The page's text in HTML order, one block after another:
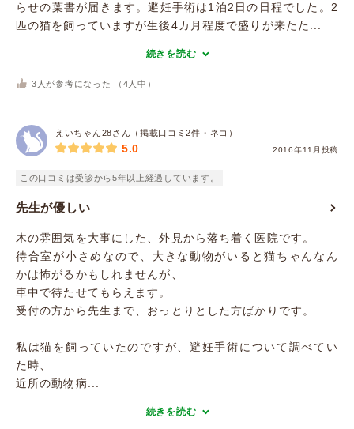
らせの葉書が届きます。避妊手術は1泊2日の日程でした。2
匹の猫を飼っていますが生後4カ月程度で盛りが来たた...
続きを読む
3 人が参考になった （ 4 人中）
えいちゃん28さん（掲載口コミ2件・ネコ）
2016年11月投稿
5.0
この口コミは受診から5年以上経過しています。
先生が優しい
木の雰囲気を大事にした、外見から落ち着く医院です。
待合室が小さめなので、大きな動物がいると猫ちゃんなん
かは怖がるかもしれませんが、
車中で待たせてもらえます。
受付の方から先生まで、おっとりとした方ばかりです。
私は猫を飼っていたのですが、避妊手術について調べてい
た時、
近所の動物病...
続きを読む